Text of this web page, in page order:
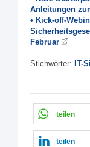
Anleitungen
• Kick-off-
Februar
Stichwörter: IT-
teilen
teilen